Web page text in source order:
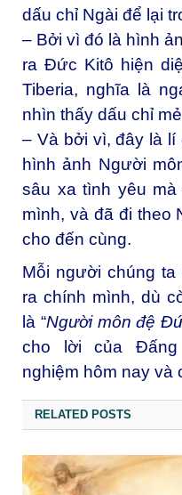
dấu chỉ Ngài để lại
– Bởi vì đó là hình
ra Đức Kitô hiện
Tiberia, nghĩa là
nhìn thấy dấu chỉ
– Và bởi vì, đây là lí
hình ảnh Người
sâu xa tình yêu
mình, và đã đi theo
cho đến cùng.
Mỗi người chúng
ra chính mình, dù
là “Người môn đệ
cho lời của
nghiệm hôm nay và
RELATED POSTS